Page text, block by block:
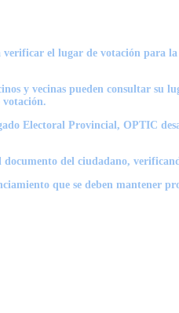
el lugar de votación para
y vecinas pueden consultar su
Electoral Provincial, OPTIC
del ciudadano,
que se deben mantener